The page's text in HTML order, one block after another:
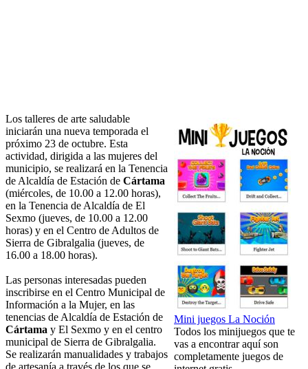
Mini juegos La Noción
Todos los minijuegos que te
vas a encontrar aquí son
completamente juegos de
Los talleres de arte saludable
iniciarán una nueva temporada el
próximo 23 de octubre. Esta
actividad, dirigida a las mujeres del
municipio, se realizará en la Tenencia
de Alcaldía de Estación de Cártama
(miércoles, de 10.00 a 12.00 horas),
en la Tenencia de Alcaldía de El
Sexmo (jueves, de 10.00 a 12.00
horas) y en el Centro de Adultos de
Sierra de Gibralgalia (jueves, de
16.00 a 18.00 horas).
Las personas interesadas pueden
inscribirse en el Centro Municipal de
Información a la Mujer, en las
tenencias de Alcaldía de Estación de
Cártama y El Sexmo y en el centro
municipal de Sierra de Gibralgalia.
Se realizarán manualidades y trabajos
de artesanía a través de los que se